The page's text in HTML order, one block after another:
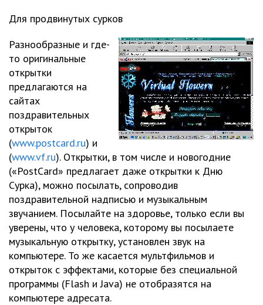
Для продвинутых сурков
Разнообразные и где-
то оригинальные
открытки
предлагаются на
сайтах
поздравительных
открыток
(www.postcard.ru) и
(www.vf.ru). Открытки, в том числе и новогодние
(«PostCard» предлагает даже открытки к Дню
Сурка), можно посылать, сопроводив
поздравительной надписью и музыкальным
звучанием. Посылайте на здоровье, только если вы
уверены, что у человека, которому вы посылаете
музыкальную открытку, установлен звук на
компьютере. То же касается мультфильмов и
открыток с эффектами, которые без специальной
программы (Flash и Java) не отобразятся на
компьютере адресата.